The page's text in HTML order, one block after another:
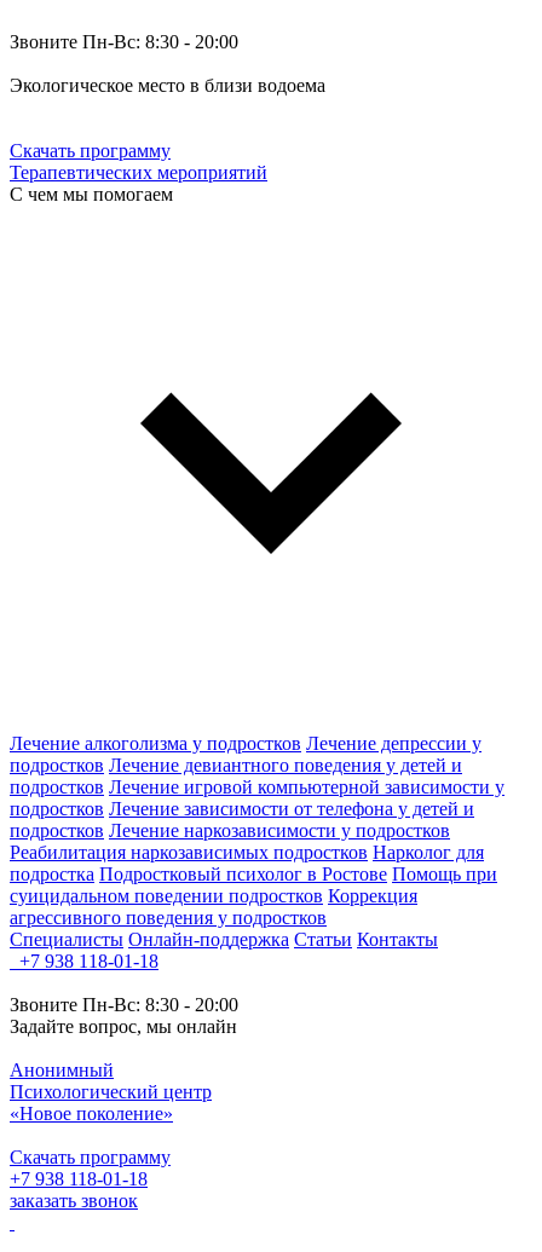
Звоните Пн-Вс: 8:30 - 20:00
Экологическое место в близи водоема
Скачать программу
Терапевтических мероприятий
С чем мы помогаем
Лечение алкоголизма у подростков Лечение депрессии у
подростков Лечение девиантного поведения у детей и
подростков Лечение игровой компьютерной зависимости у
подростков Лечение зависимости от телефона у детей и
подростков Лечение наркозависимости у подростков
Реабилитация наркозависимых подростков Нарколог для
подростка Подростковый психолог в Ростове Помощь при
суицидальном поведении подростков Коррекция
агрессивного поведения у подростков
Специалисты Онлайн-поддержка Статьи Контакты
+7 938 118-01-18
Звоните Пн-Вс: 8:30 - 20:00
Задайте вопрос, мы онлайн
Анонимный
Психологический центр
«Новое поколение»
Скачать программу
+7 938 118-01-18
заказать звонок